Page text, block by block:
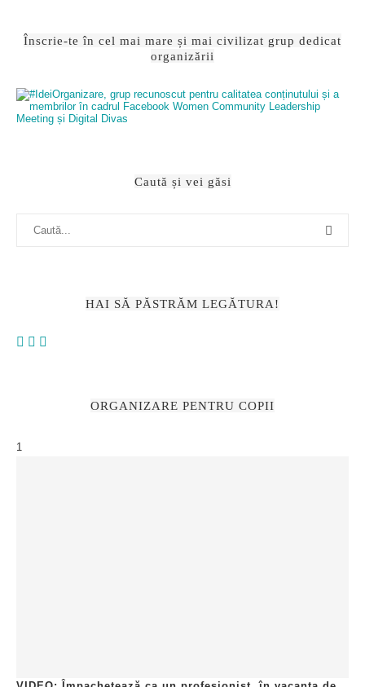
Înscrie-te în cel mai mare și mai civilizat grup dedicat
organizării
Caută și vei găsi
HAI SĂ PĂSTRĂM LEGĂTURA!
ORGANIZARE PENTRU COPII
1